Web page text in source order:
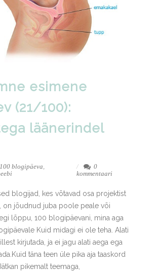
esimene
(21/100):
läänerindel
100 blogipäeva
0
kommentaari
blogijad, kes võtavad osa projektist
on jõudnud juba poole peale või
lõppu, 100 blogipäevani, mina aga
Kuid midagi ei ole teha. Alati
kirjutada, ja ei jagu alati aega ega
täna teen üle pika aja taaskord
pikemalt teemaga,